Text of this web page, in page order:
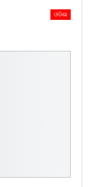
ଓଡିଶା